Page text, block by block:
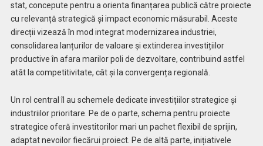
stat, concepute pentru a orienta finanțarea publică către proiecte
cu relevanță strategică și impact economic măsurabil. Aceste
direcții vizează în mod integrat modernizarea industriei,
consolidarea lanțurilor de valoare și extinderea investițiilor
productive în afara marilor poli de dezvoltare, contribuind astfel
atât la competitivitate, cât și la convergența regională.
Un rol central îl au schemele dedicate investițiilor strategice și
industriilor prioritare. Pe de o parte, schema pentru proiecte
strategice oferă investitorilor mari un pachet flexibil de sprijin,
adaptat nevoilor fiecărui proiect. Pe de altă parte, inițiativele